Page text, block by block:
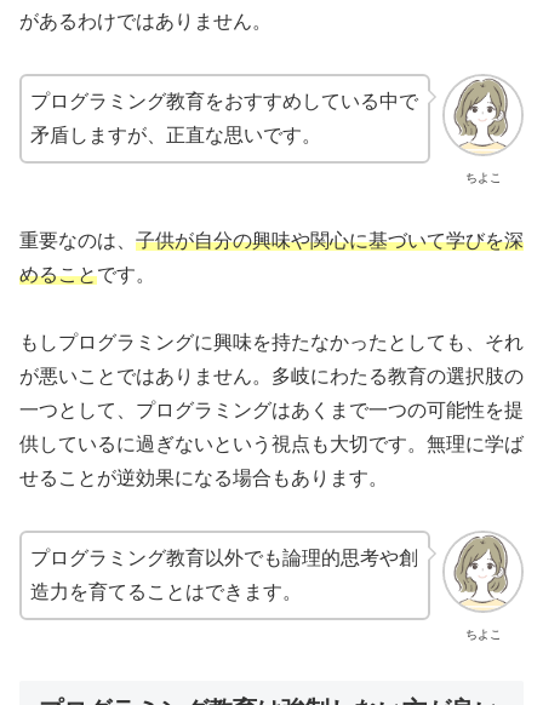
があるわけではありません。
ちよこ
プログラミング教育をおすすめしている中で
矛盾しますが、正直な思いです。
重要なのは、 子供が自分の興味や関心に基づいて学びを深
めることです。
もしプログラミングに興味を持たなかったとしても、それ
が悪いことではありません。多岐にわたる教育の選択肢の
一つとして、プログラミングはあくまで一つの可能性を提
供しているに過ぎないという視点も大切です。無理に学ば
せることが逆効果になる場合もあります。
ちよこ
プログラミング教育以外でも論理的思考や創
造力を育てることはできます。